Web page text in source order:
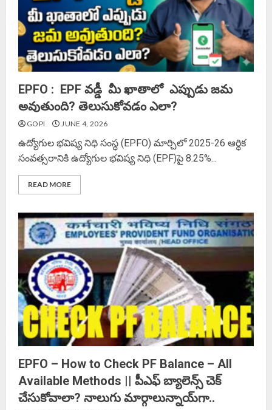
EPFO : EPF వడ్డీ మీ ఖాతాలో ఎప్పుడు జమ
అవుతుంది? తెలుసుకోవడం ఎలా?
GOPI JUNE 4, 2026
ఉద్యోగుల భవిష్య నిధి సంస్థ (EPFO) మార్చిలో 2025-26 ఆర్థిక
సంవత్సరానికి ఉద్యోగుల భవిష్య నిధి (EPF)పై 8.25%...
READ MORE
EPFO – How to Check PF Balance – All
Available Methods || పీఎఫ్ బ్యాలెన్స్ చెక్
చేసుకోవాలా? నాలుగు మార్గాలున్నాయ్‌గా..